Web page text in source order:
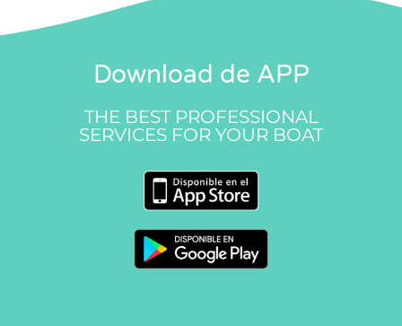
Download de APP
THE BEST PROFESSIONAL
SERVICES FOR YOUR BOAT